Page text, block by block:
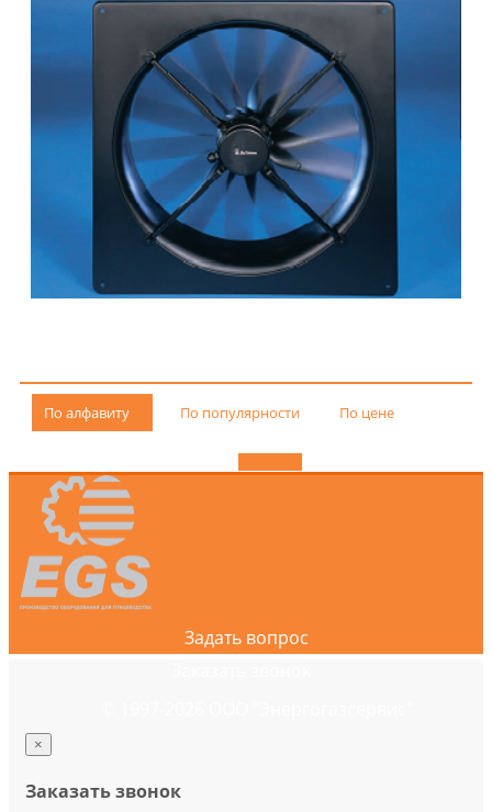
По алфавиту По популярности По цене
Задать вопрос
×
Заказать звонок